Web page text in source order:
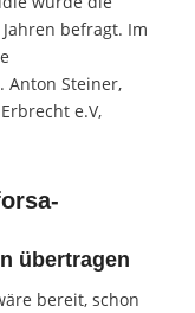
befragt. Im
Anton Steiner,
e.V,
übertragen
bereit, schon